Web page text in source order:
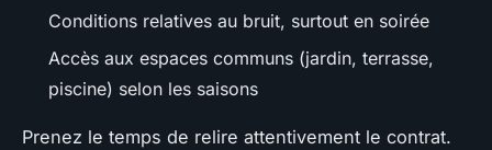
Conditions relatives au bruit, surtout en soirée
Accès aux espaces communs (jardin, terrasse,
piscine) selon les saisons
Prenez le temps de relire attentivement le contrat.